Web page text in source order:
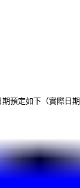
預定如下（實際日